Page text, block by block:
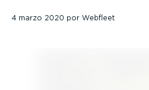
4 marzo 2020 por Webfleet